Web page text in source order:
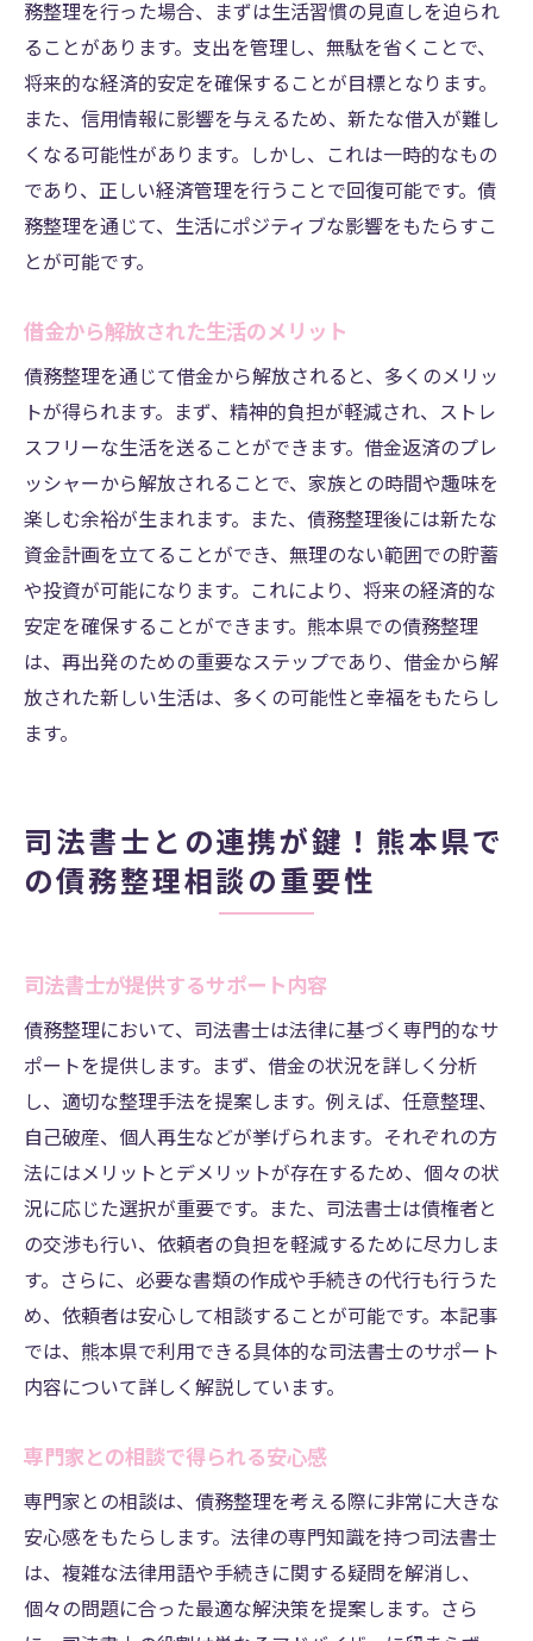
務整理を行った場合、まずは生活習慣の見直しを迫られ
ることがあります。支出を管理し、無駄を省くことで、
将来的な経済的安定を確保することが目標となります。
また、信用情報に影響を与えるため、新たな借入が難し
くなる可能性があります。しかし、これは一時的なもの
であり、正しい経済管理を行うことで回復可能です。債
務整理を通じて、生活にポジティブな影響をもたらすこ
とが可能です。
借金から解放された生活のメリット
債務整理を通じて借金から解放されると、多くのメリッ
トが得られます。まず、精神的負担が軽減され、ストレ
スフリーな生活を送ることができます。借金返済のプレ
ッシャーから解放されることで、家族との時間や趣味を
楽しむ余裕が生まれます。また、債務整理後には新たな
資金計画を立てることができ、無理のない範囲での貯蓄
や投資が可能になります。これにより、将来の経済的な
安定を確保することができます。熊本県での債務整理
は、再出発のための重要なステップであり、借金から解
放された新しい生活は、多くの可能性と幸福をもたらし
ます。
司法書士との連携が鍵！熊本県で
の債務整理相談の重要性
司法書士が提供するサポート内容
債務整理において、司法書士は法律に基づく専門的なサ
ポートを提供します。まず、借金の状況を詳しく分析
し、適切な整理手法を提案します。例えば、任意整理、
自己破産、個人再生などが挙げられます。それぞれの方
法にはメリットとデメリットが存在するため、個々の状
況に応じた選択が重要です。また、司法書士は債権者と
の交渉も行い、依頼者の負担を軽減するために尽力しま
す。さらに、必要な書類の作成や手続きの代行も行うた
め、依頼者は安心して相談することが可能です。本記事
では、熊本県で利用できる具体的な司法書士のサポート
内容について詳しく解説しています。
専門家との相談で得られる安心感
専門家との相談は、債務整理を考える際に非常に大きな
安心感をもたらします。法律の専門知識を持つ司法書士
は、複雑な法律用語や手続きに関する疑問を解消し、
個々の問題に合った最適な解決策を提案します。さら